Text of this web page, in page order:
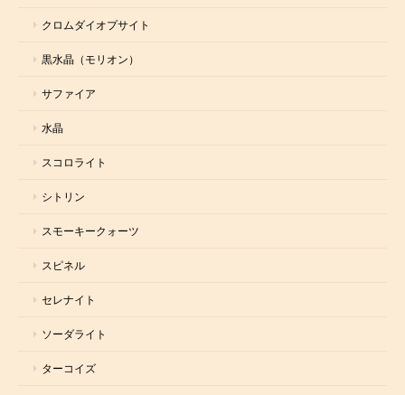
クロムダイオプサイト
黒水晶（モリオン）
サファイア
水晶
スコロライト
シトリン
スモーキークォーツ
スピネル
セレナイト
ソーダライト
ターコイズ